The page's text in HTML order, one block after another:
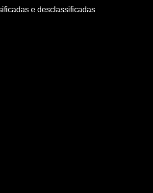
e desclassificadas